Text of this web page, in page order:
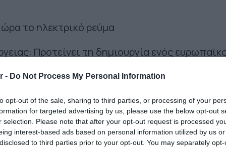
- Do Not Process My Personal Information
opt-out of the sale, sharing to third parties, or processing of your
for targeted advertising by us, please use the below opt-out
selection. Please note that after your opt-out request is processed
interest-based ads based on personal information utilized by us
to third parties prior to your opt-out. You may separately
το ηλεκτρικό ρεύμα
Προτείνει τη δημιουργία ενός
κρίση
η προθεσμία για τις αιτήσεις
την ολοκλήρωση των μεταβιβάσεων ακινήτων